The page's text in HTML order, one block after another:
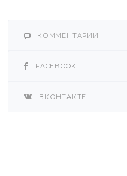
КОММЕНТАРИИ
FACEBOOK
ВКОНТАКТЕ